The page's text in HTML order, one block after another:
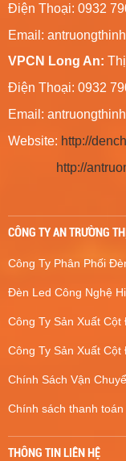
Điện Thoại: 0932
Email:
VPCN Long An:
Điện Thoại: 0932
Email:
Website: http://
http://
CÔNG TY AN TRƯỜNG
Công Ty Phân Phối
Đèn Led Công Nghệ
Công Ty Sản Xuất Cột
Công Ty Sản Xuất
Chính Sách Vận
Chính sách thanh toán
THÔNG TIN LIÊN HỆ